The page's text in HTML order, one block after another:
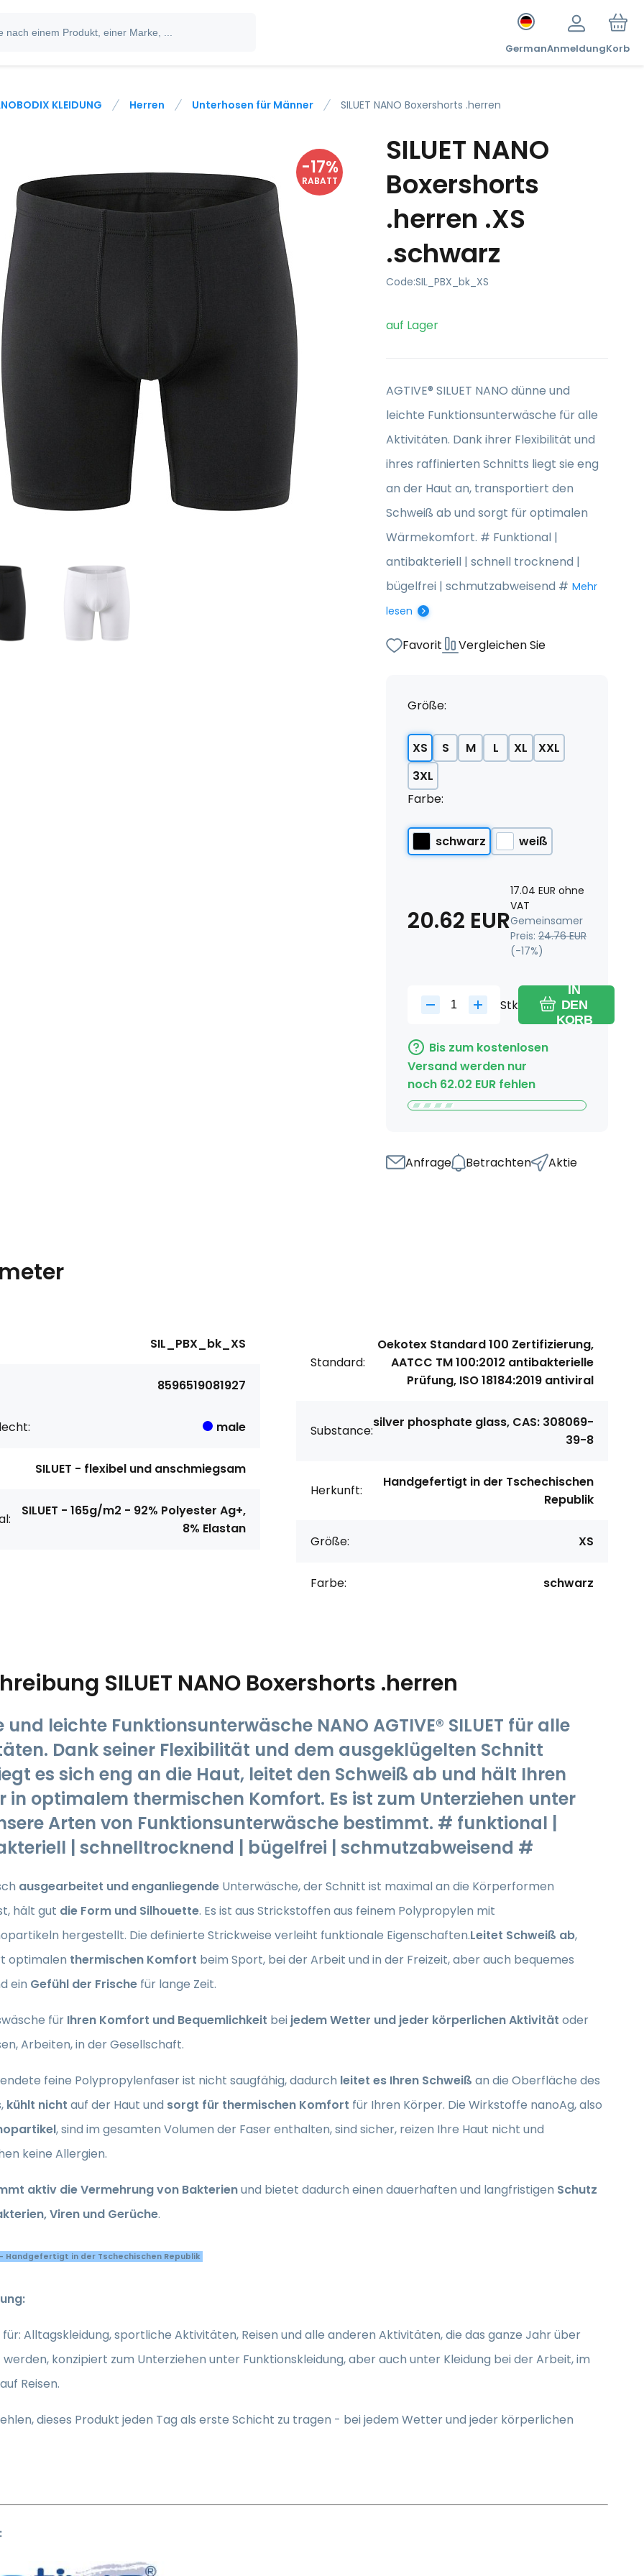
GermanAnmeldungKorb
KLEIDUNG Herren Unterhosen für Männer SILUET NANO Boxershorts .herren
-17%
RABATT
SILUET NANO
Boxershorts
.herren .XS
.schwarz
Code:SIL_PBX_bk_XS
auf Lager
AGTIVE® SILUET NANO dünne und
leichte Funktionsunterwäsche für alle
Aktivitäten. Dank ihrer Flexibilität und
ihres raffinierten Schnitts liegt sie eng
an der Haut an, transportiert den
Schweiß ab und sorgt für optimalen
Wärmekomfort. # Funktional |
antibakteriell | schnell trocknend |
bügelfrei | schmutzabweisend # Mehr
lesen
Favorit Vergleichen Sie
Größe:
XS S M L XL
XXL
3XL
Farbe:
schwarz weiß
20.62 EUR
17.04 EUR ohne
VAT
Gemeinsamer
Preis: 24.76 EUR
(-17%)
Stk
IN
DEN
KORB
Bis zum kostenlosen
Versand werden nur
noch 62.02 EUR fehlen
Anfrage Betrachten Aktie
SIL_PBX_bk_XS
8596519081927
male
SILUET - flexibel und anschmiegsam
SILUET - 165g/m2 - 92% Polyester Ag+,
8% Elastan
Standard:
Oekotex Standard 100 Zertifizierung,
AATCC TM 100:2012 antibakterielle
Prüfung, ISO 18184:2019 antiviral
Substance:
silver phosphate glass, CAS: 308069-
39-8
Herkunft:
Handgefertigt in der Tschechischen
Republik
Größe: XS
Farbe: schwarz
SILUET NANO Boxershorts .herren
und leichte Funktionsunterwäsche NANO AGTIVE® SILUET für alle
Dank seiner Flexibilität und dem ausgeklügelten Schnitt
es sich eng an die Haut, leitet den Schweiß ab und hält Ihren
in optimalem thermischen Komfort. Es ist zum Unterziehen unter
Arten von Funktionsunterwäsche bestimmt. # funktional |
| schnelltrocknend | bügelfrei | schmutzabweisend #
ausgearbeitet und enganliegende Unterwäsche,der Schnitt ist maximal an die Körperformen
hält gut die Form und Silhouette. Es ist aus Strickstoffen aus feinem Polypropylen mit
hergestellt. Die definierte Strickweise verleiht funktionale Eigenschaften.Leitet Schweiß ab,
optimalen thermischen Komfort beim Sport, bei der Arbeit und in der Freizeit, aber auch bequemes
ein Gefühl der Frische für lange Zeit.
für Ihren Komfort und Bequemlichkeit bei jedem Wetter und jeder körperlichen Aktivität oder
Arbeiten, in der Gesellschaft.
feine Polypropylenfaser ist nicht saugfähig, dadurch leitet es Ihren Schweiß an die Oberfläche des
kühlt nicht auf der Haut und sorgt für thermischen Komfort für Ihren Körper. Die Wirkstoffe nanoAg, also
, sind im gesamten Volumen der Faser enthalten, sind sicher, reizen Ihre Haut nicht und
keine Allergien.
aktiv die Vermehrung von Bakterienund bietet dadurch einen dauerhaften und langfristigen Schutz
Viren und Gerüche.
- Handgefertigt in der Tschechischen Republik
Alltagskleidung, sportliche Aktivitäten, Reisen und alle anderen Aktivitäten, die das ganze Jahr über
konzipiert zum Unterziehen unter Funktionskleidung, aber auch unter Kleidung bei der Arbeit, im
Reisen.
dieses Produkt jeden Tag als erste Schicht zu tragen - bei jedem Wetter und jeder körperlichen